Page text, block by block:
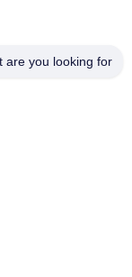
you looking for?